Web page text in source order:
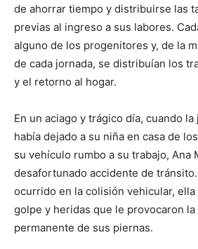
de ahorrar tiempo y distribuirse las
previas al ingreso a sus labores.
alguno de los progenitores y, de la
de cada jornada, se distribuían los
y el retorno al hogar.
En un aciago y trágico día, cuando
había dejado a su niña en casa de
su vehículo rumbo a su trabajo, Ana
desafortunado accidente de
ocurrido en la colisión vehicular,
golpe y heridas que le provocaron
permanente de sus piernas.